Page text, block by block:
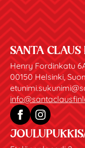
SANTA CLAUS
Henry Fordinkatu
00150 Helsinki,